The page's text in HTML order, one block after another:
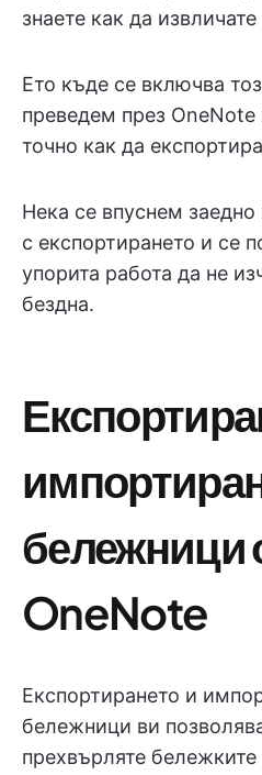
знаете как да
Ето къде се включва
преведем през
точно как да
Нека се впуснем
с експортирането и се
упорита работа да не
бездна.
бележници
OneNote
Експортирането и
бележници ви
прехвърляте